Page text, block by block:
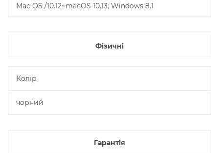
Mac OS /10.12~macOS 10.13; Windows 8.1
Фізичні
Колір
чорний
Гарантія